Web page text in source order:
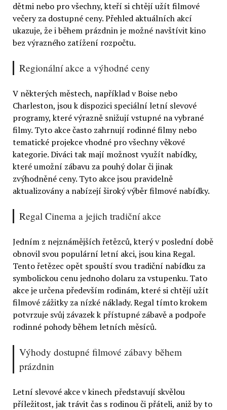
dětmi nebo pro všechny, kteří si chtějí užít filmové
večery za dostupné ceny. Přehled aktuálních akcí
ukazuje, že i během prázdnin je možné navštívit kino
bez výrazného zatížení rozpočtu.
Regionální akce a výhodné ceny
V některých městech, například v Boise nebo
Charleston, jsou k dispozici speciální letní slevové
programy, které výrazně snižují vstupné na vybrané
filmy. Tyto akce často zahrnují rodinné filmy nebo
tematické projekce vhodné pro všechny věkové
kategorie. Diváci tak mají možnost využít nabídky,
které umožní zábavu za pouhý dolar či jinak
zvýhodněné ceny. Tyto akce jsou pravidelně
aktualizovány a nabízejí široký výběr filmové nabídky.
Regal Cinema a jejich tradiční akce
Jedním z nejznámějších řetězců, který v poslední době
obnovil svou populární letní akci, jsou kina Regal.
Tento řetězec opět spouští svou tradiční nabídku za
symbolickou cenu jednoho dolaru za vstupenku. Tato
akce je určena především rodinám, které si chtějí užít
filmové zážitky za nízké náklady. Regal tímto krokem
potvrzuje svůj závazek k přístupné zábavě a podpoře
rodinné pohody během letních měsíců.
Výhody dostupné filmové zábavy během
prázdnin
Letní slevové akce v kinech představují skvělou
příležitost, jak trávit čas s rodinou či přáteli, aniž by to